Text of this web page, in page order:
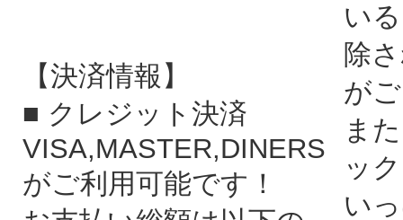
【決済情報】
■ クレジット決済
VISA,MASTER,DINERS
がご利用可能です！
い
除
が
ま
ッ
い